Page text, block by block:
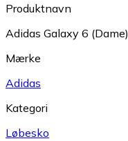
Produktnavn
Adidas Galaxy 6 (Dame)
Mærke
Adidas
Kategori
Løbesko